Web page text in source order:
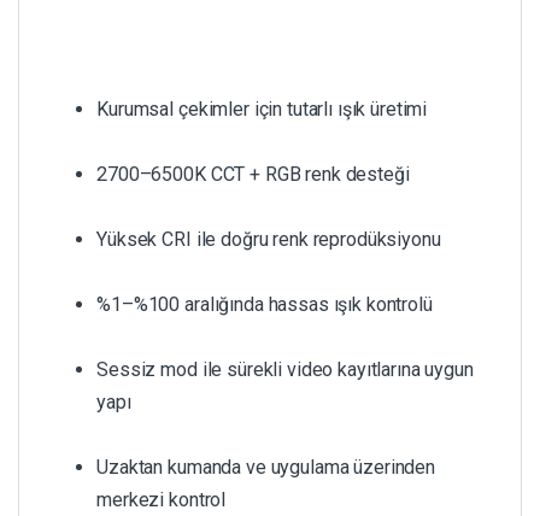
Kurumsal çekimler için tutarlı ışık üretimi
2700–6500K CCT + RGB renk desteği
Yüksek CRI ile doğru renk reprodüksiyonu
%1–%100 aralığında hassas ışık kontrolü
Sessiz mod ile sürekli video kayıtlarına uygun
yapı
Uzaktan kumanda ve uygulama üzerinden
merkezi kontrol